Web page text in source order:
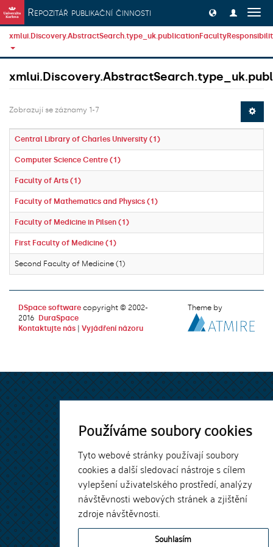
Používáme soubory cookies
Tyto webové stránky používají soubory
cookies a další sledovací nástroje s cílem
vylepšení uživatelského prostředí, analýzy
návštěvnosti webových stránek a zjištění
zdroje návštěvnosti.
Souhlasím
Přeskočit na obsah
Repozitář publikační činnosti
Zobrazují se záznamy 1-7
Central Library of Charles University (1)
Computer Science Centre (1)
Faculty of Arts (1)
Faculty of Mathematics and Physics (1)
Faculty of Medicine in Pilsen (1)
First Faculty of Medicine (1)
Second Faculty of Medicine (1)
DSpace software copyright © 2002-
2016
DuraSpace
Kontaktujte nás
Vyjádření názoru
Theme by